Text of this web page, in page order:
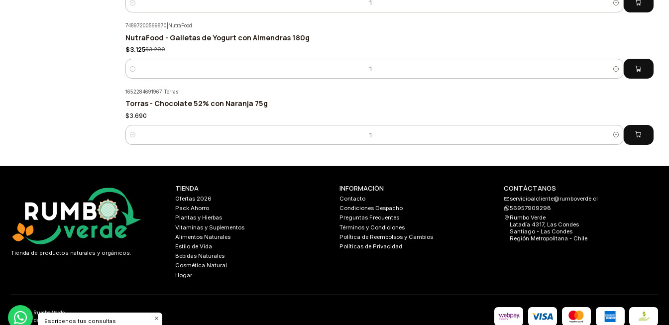
Cantidad
-5%
74897200569870 NutraFood
NutraFood - Galletas de Yogurt con Almendras 180g
$3.125$3.290
Cantidad
1652284691967 Torras
Torras - Chocolate 52% con Naranja 75g
$3.690
Cantidad
Tienda de productos naturales y orgánicos.
TIENDA
Ofertas 2026
Pack Ahorro
Plantas y Hierbas
Vitaminas y Suplementos
Alimentos Naturales
Estilo de Vida
Bebidas Naturales
Cosmética Natural
Hogar
INFORMACIÓN
Contacto
Condiciones Despacho
Preguntas Frecuentes
Términos y Condiciones
Política de Reembolsos y Cambios
Políticas de Privacidad
CONTÁCTANOS
servicioalcliente@rumboverde.cl
56957909298
Rumbo Verde
Latadía 4317, Las Condes
Santiago - Las Condes
Región Metropolitana - Chile
2026 Rumbo Verde.
Todos los derechos reservados.Desarrollado por
Escribenos tus consultas